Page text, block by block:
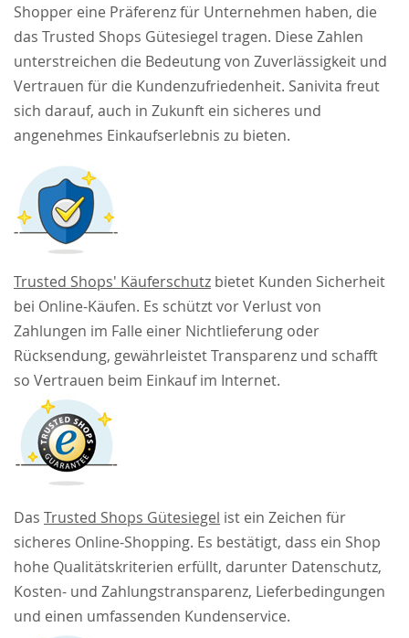
Shopper eine Präferenz für Unternehmen haben, die
das Trusted Shops Gütesiegel tragen. Diese Zahlen
unterstreichen die Bedeutung von Zuverlässigkeit und
Vertrauen für die Kundenzufriedenheit. Sanivita freut
sich darauf, auch in Zukunft ein sicheres und
angenehmes Einkaufserlebnis zu bieten.
Trusted Shops' Käuferschutz bietet Kunden Sicherheit
bei Online-Käufen. Es schützt vor Verlust von
Zahlungen im Falle einer Nichtlieferung oder
Rücksendung, gewährleistet Transparenz und schafft
so Vertrauen beim Einkauf im Internet.
Das Trusted Shops Gütesiegel ist ein Zeichen für
sicheres Online-Shopping. Es bestätigt, dass ein Shop
hohe Qualitätskriterien erfüllt, darunter Datenschutz,
Kosten- und Zahlungstransparenz, Lieferbedingungen
und einen umfassenden Kundenservice.